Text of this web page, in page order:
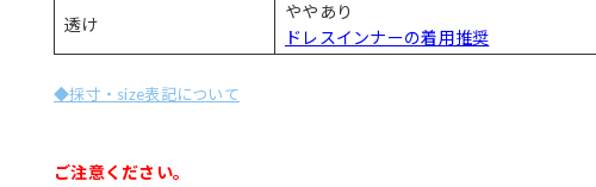
透け
ややあり
ドレスインナーの着用推奨
◆採寸・size表記について
ご注意ください。